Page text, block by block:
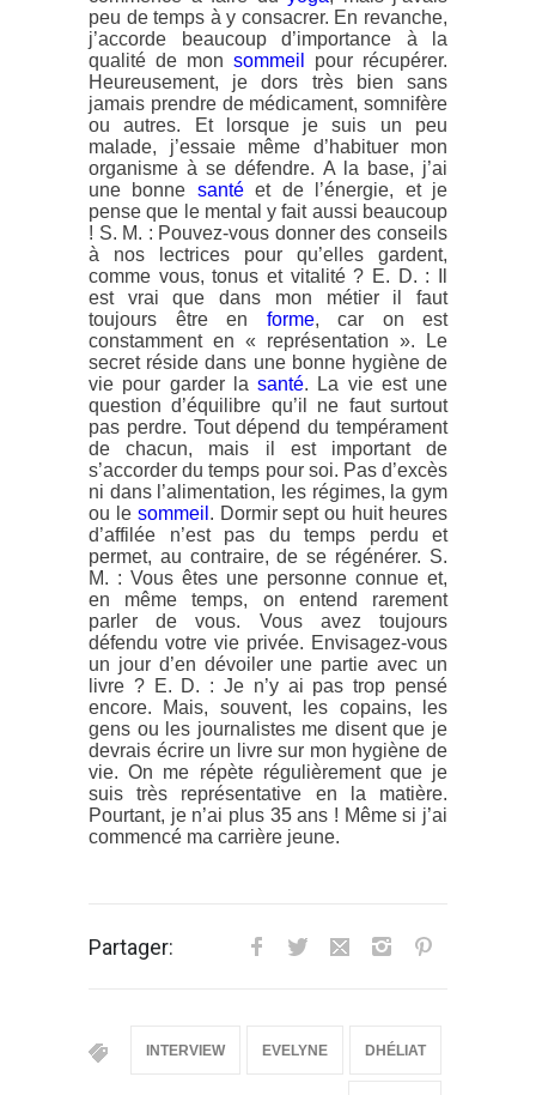
peu de temps à y consacrer. En revanche,
j’accorde beaucoup d’importance à la
qualité de mon sommeil
pour récupérer.
Heureusement, je dors très bien sans
jamais prendre de médicament, somnifère
ou autres. Et lorsque je suis un peu
malade, j’essaie même d’habituer mon
organisme à se défendre. A la base, j’ai
une bonne santéet de l’énergie, et je
pense que le mental y fait aussi beaucoup
! S. M. : Pouvez-vous donner des conseils
à nos lectrices pour qu’elles gardent,
comme vous, tonus et vitalité ? E. D. : Il
est vrai que dans mon métier il faut
toujours être en forme, car on est
constamment en « représentation ». Le
secret réside dans une bonne hygiène de
vie pour garder la santé. La vie est une
question d’équilibre qu’il ne faut surtout
pas perdre. Tout dépend du tempérament
de chacun, mais il est important de
s’accorder du temps pour soi. Pas d’excès
ni dans l’alimentation, les régimes, la gym
ou le sommeil . Dormir sept ou huit heures
d’affilée n’est pas du temps perdu et
permet, au contraire, de se régénérer. S.
M. : Vous êtes une personne connue et,
en même temps, on entend rarement
parler de vous. Vous avez toujours
défendu votre vie privée. Envisagez-vous
un jour d’en dévoiler une partie avec un
livre ? E. D. : Je n’y ai pas trop pensé
encore. Mais, souvent, les copains, les
gens ou les journalistes me disent que je
devrais écrire un livre sur mon hygiène de
vie. On me répète régulièrement que je
suis très représentative en la matière.
Pourtant, je n’ai plus 35 ans ! Même si j’ai
commencé ma carrière jeune.
Partager:
INTERVIEW EVELYNE DHÉLIAT